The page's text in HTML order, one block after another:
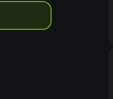
использует
и руководство
итальянском